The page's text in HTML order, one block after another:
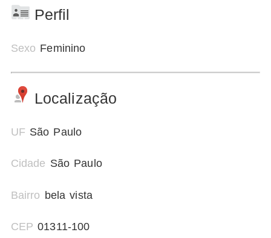
Perfil
Sexo Feminino
Localização
UF São Paulo
Cidade São Paulo
Bairro bela vista
CEP 01311-100